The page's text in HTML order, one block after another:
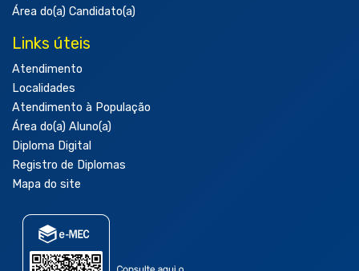
Área do(a) Candidato(a)
Links úteis
Atendimento
Localidades
Atendimento à População
Área do(a) Aluno(a)
Diploma Digital
Registro de Diplomas
Mapa do site